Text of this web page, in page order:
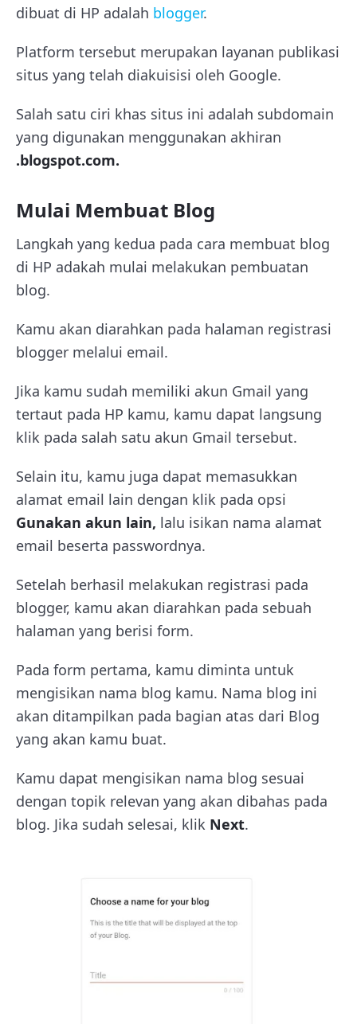
dibuat di HP adalah blogger.
Platform tersebut merupakan layanan publikasi
situs yang telah diakuisisi oleh Google.
Salah satu ciri khas situs ini adalah subdomain
yang digunakan menggunakan akhiran
.blogspot.com.
Mulai Membuat Blog
Langkah yang kedua pada cara membuat blog
di HP adakah mulai melakukan pembuatan
blog.
Kamu akan diarahkan pada halaman registrasi
blogger melalui email.
Jika kamu sudah memiliki akun Gmail yang
tertaut pada HP kamu, kamu dapat langsung
klik pada salah satu akun Gmail tersebut.
Selain itu, kamu juga dapat memasukkan
alamat email lain dengan klik pada opsi
Gunakan akun lain, lalu isikan nama alamat
email beserta passwordnya.
Setelah berhasil melakukan registrasi pada
blogger, kamu akan diarahkan pada sebuah
halaman yang berisi form.
Pada form pertama, kamu diminta untuk
mengisikan nama blog kamu. Nama blog ini
akan ditampilkan pada bagian atas dari Blog
yang akan kamu buat.
Kamu dapat mengisikan nama blog sesuai
dengan topik relevan yang akan dibahas pada
blog. Jika sudah selesai, klik Next.